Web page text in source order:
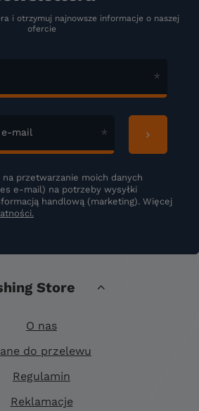
i otrzymuj najnowsze informacje o naszej
ofercie
e-mail
na przetwarzanie moich danych
e-mail) na potrzeby wysyłki
handlową (marketing). Więcej
Store
O nas
do przelewu
Regulamin
Reklamacje